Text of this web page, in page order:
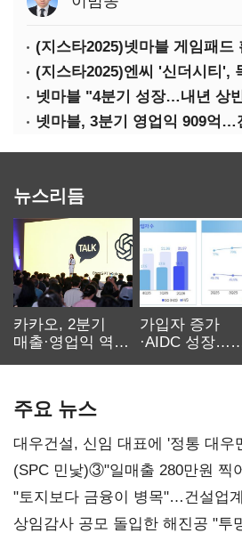
넷마블 "4분기 성장…내년 상
넷마블, 3분기 영업익 909억…
뉴스리듬
카카오, 2분기
매출·영업익 역대
가입자 증가
·AIDC 성장…
주요 뉴스
대우건설, 신임 대표에 '정통 대우
내정
(SPC 민낯)③"일매출 280만원 찍
점주 울리는 '상시 할인'
"토지보다 금융이 병목"…건설업
목소리
상임감사 공모 돌입한 해진공 "투